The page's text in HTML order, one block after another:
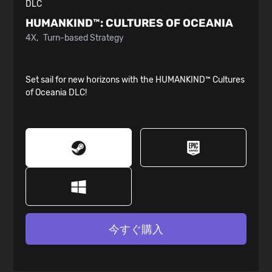
DLC
HUMANKIND™:CULTURES OF OCEANIA
4X Turn-based Strategy
Set sail for new horizons with the HUMANKIND™ Cultures
of Oceania DLC!
今すぐ購入